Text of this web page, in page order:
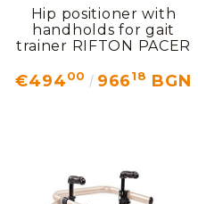
Hip positioner with
handholds for gait
trainer RIFTON PACER
€49400 96618 BGN